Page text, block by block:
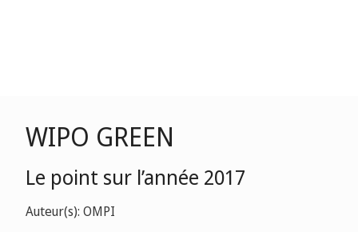
WIPO GREEN
Le point sur l’année 2017
Auteur(s): OMPI